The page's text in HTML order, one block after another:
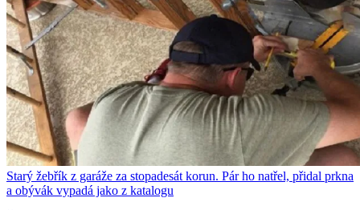
Starý žebřík z garáže za stopadesát korun. Pár ho natřel, přidal prkna
a obývák vypadá jako z katalogu